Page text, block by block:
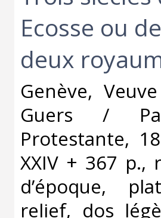
Ecosse ou
deux
‎Genève,
Guers /
Protestante,
XXIV + 367
d’époque,
relief, dos